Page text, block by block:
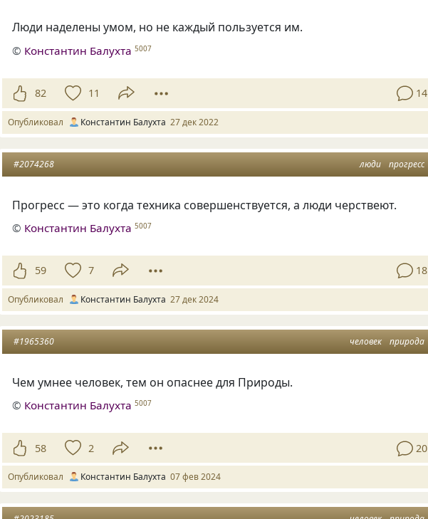
Люди наделены умом, но не каждый пользуется им.
© Константин Балухта 5007
82 11 14
Опубликовал Константин Балухта 27 дек 2022
люди прогресс
#2074268
Прогресс — это когда техника совершенствуется, а люди черствеют.
© Константин Балухта 5007
59 7 18
Опубликовал Константин Балухта 27 дек 2024
человек природа
#1965360
Чем умнее человек, тем он опаснее для Природы.
© Константин Балухта 5007
58 2 20
Опубликовал Константин Балухта 07 фев 2024